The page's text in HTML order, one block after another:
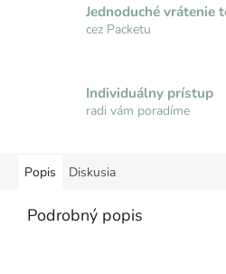
Jednoduché vrátenie
cez Packetu
Individuálny prístup
radi vám poradíme
Popis Diskusia
Podrobný popis